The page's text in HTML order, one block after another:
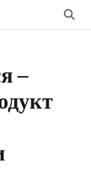
–